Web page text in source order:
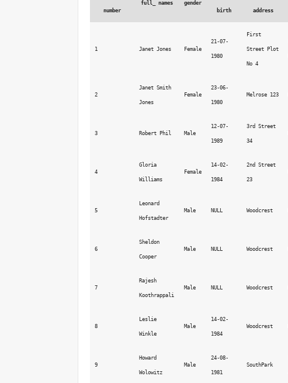
number
full_ names gender
birth address
1 Janet Jones Female
21-07-
1980
First
Street Plot
No 4
2
Janet Smith
Jones
Female
23-06-
1980
Melrose 123
3 Robert Phil Male
12-07-
1989
3rd Street
34
4
Gloria
Williams
Female
14-02-
1984
2nd Street
23
5
Leonard
Hofstadter
Male NULL Woodcrest
6
Sheldon
Cooper
Male NULL Woodcrest
7
Rajesh
Koothrappali
Male NULL Woodcrest
8
Leslie
Winkle
Male
14-02-
1984
Woodcrest
9
Howard
Wolowitz
Male
24-08-
1981
SouthPark